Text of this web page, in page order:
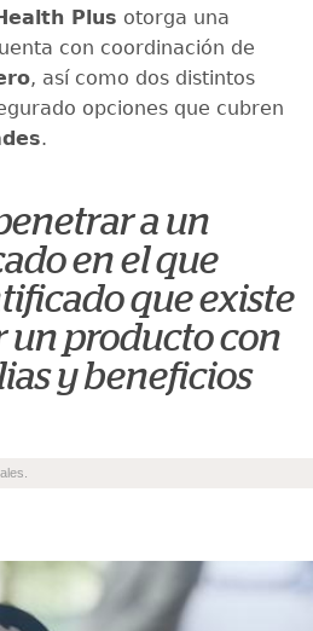
Plus otorga una
con coordinación de
, así como dos distintos
opciones que cubren
.
a un
en el que
que existe
un producto con
y beneficios